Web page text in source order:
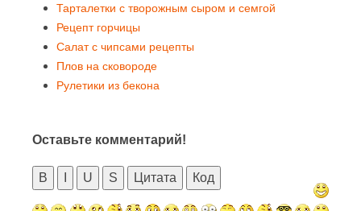
Тарталетки с творожным сыром и семгой
Рецепт горчицы
Салат с чипсами рецепты
Плов на сковороде
Рулетики из бекона
Оставьте комментарий!
B U S Цитата Код